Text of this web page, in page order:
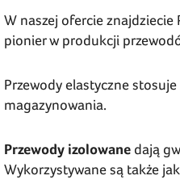
W naszej ofercie
pionier w produkcji
Przewody elastyczne
magazynowania.
Przewody izolowane dają
Wykorzystywane są także